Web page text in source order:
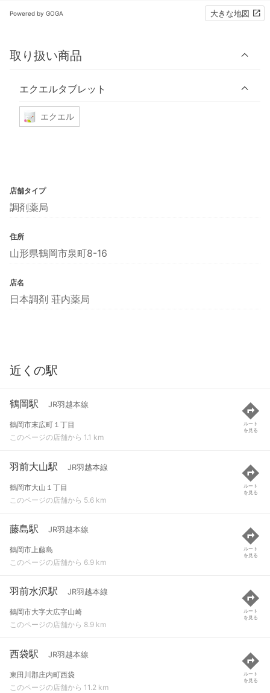
Powered by GOGA 大きな地図
取り扱い商品
エクエルタブレット
エクエル
店舗タイプ
調剤薬局
住所
山形県鶴岡市泉町8-16
店名
日本調剤 荘内薬局
近くの駅
鶴岡駅 JR羽越本線
鶴岡市末広町１丁目
このページの店舗から 1.1 km
ルート
を見る
羽前大山駅 JR羽越本線
鶴岡市大山１丁目
このページの店舗から 5.6 km
ルート
を見る
藤島駅 JR羽越本線
鶴岡市上藤島
このページの店舗から 6.9 km
ルート
を見る
羽前水沢駅 JR羽越本線
鶴岡市大字大広字山崎
このページの店舗から 8.9 km
ルート
を見る
西袋駅 JR羽越本線
東田川郡庄内町西袋
このページの店舗から 11.2 km
ルート
を見る